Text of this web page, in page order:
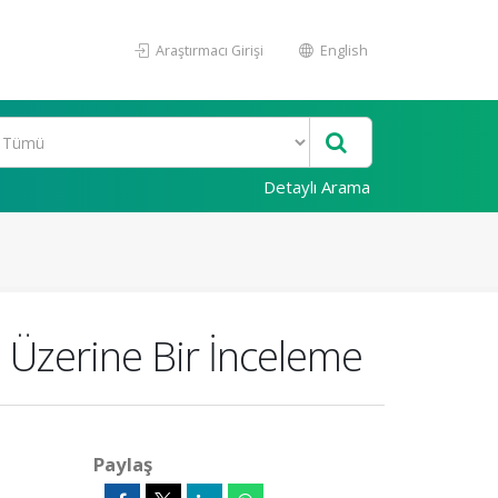
Araştırmacı Girişi English
Detaylı Arama
Bir İnceleme
Paylaş